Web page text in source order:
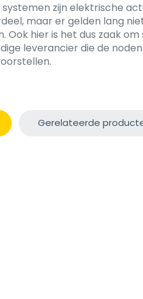
systemen zijn elektrische
maar er gelden lang
Ook hier is het dus zaak
leverancier die de
Gerelateerde